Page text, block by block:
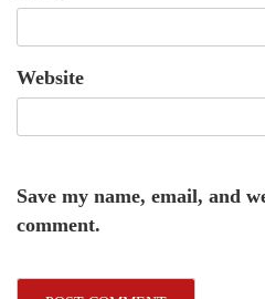
Website
Save my name, email, and
comment.